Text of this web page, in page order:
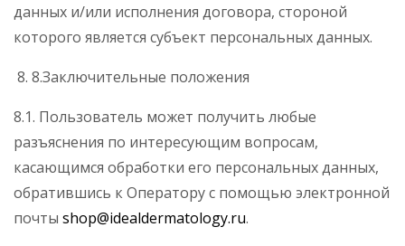
данных и/или исполнения договора, стороной
которого является субъект персональных данных.
8.Заключительные положения
8.1. Пользователь может получить любые
разъяснения по интересующим вопросам,
касающимся обработки его персональных данных,
обратившись к Оператору с помощью электронной
почты shop@idealdermatology.ru.